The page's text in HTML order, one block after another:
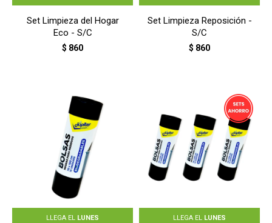
Set Limpieza del Hogar
Eco - S/C
$ 860
Set Limpieza Reposición -
S/C
$ 860
LLEGA EL LUNES LLEGA EL LUNES